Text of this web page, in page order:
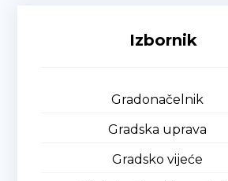
Izbornik
Gradonačelnik
Gradska uprava
Gradsko vijeće